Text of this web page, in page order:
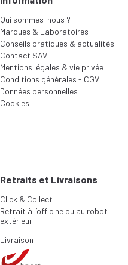
Qui sommes-nous ?
Marques & Laboratoires
Conseils pratiques & actualités
Contact SAV
Mentions légales & vie privée
Conditions générales - CGV
Données personnelles
Cookies
Retraits et Livraisons
Click & Collect
Retrait à l’officine ou au robot
extérieur
Livraison